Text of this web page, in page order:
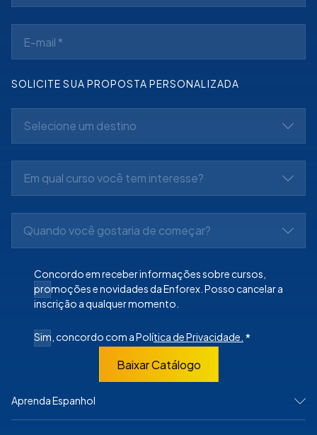
Aprenda Espanhol
SOLICITE SUA PROPOSTA PERSONALIZADA
Selecione um destino
Em qual curso você tem interesse?
Quando você gostaria de começar?
Concordo em receber informações sobre cursos,
promoções e novidades da Enforex. Posso cancelar a
inscrição a qualquer momento.
Sim, concordo com a Política de Privacidade. *
Baixar Catálogo